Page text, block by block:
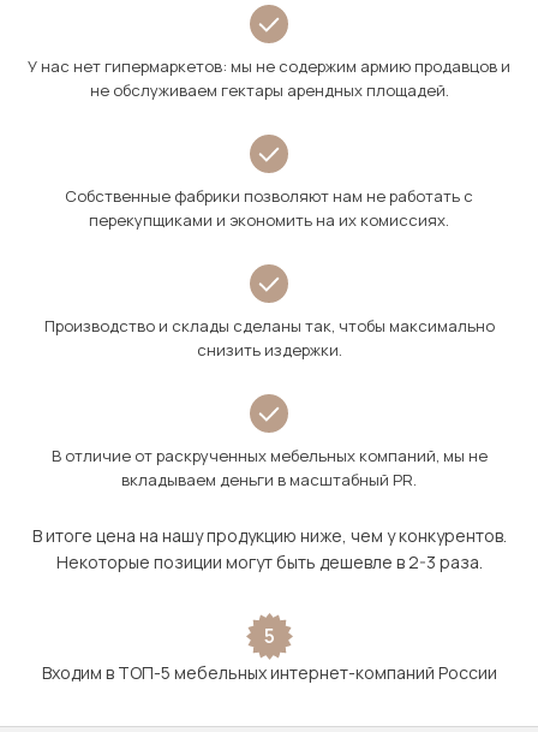
У нас нет гипермаркетов: мы не содержим армию продавцов и
не обслуживаем гектары арендных площадей.
Собственные фабрики позволяют нам не работать с
перекупщиками и экономить на их комиссиях.
Производство и склады сделаны так, чтобы максимально
снизить издержки.
В отличие от раскрученных мебельных компаний, мы не
вкладываем деньги в масштабный PR.
В итоге цена на нашу продукцию ниже, чем у конкурентов.
Некоторые позиции могут быть дешевле в 2-3 раза.
5
Входим в ТОП-5 мебельных интернет-компаний России